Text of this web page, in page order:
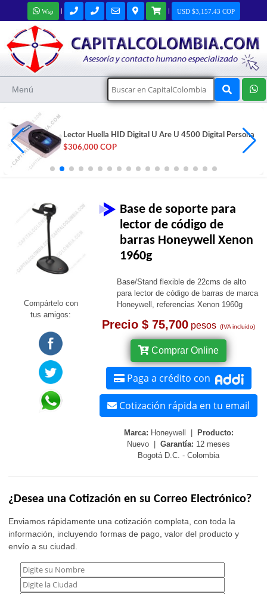
Wsp | | USD $3,157.43 COP
Menú
Lector código barras inalambrico 2D/1D con base STAR-
$284,500 COP
Compártelo con
tus amigos:
Base de soporte para
lector de código de
barras Honeywell Xenon
1960g
Base/Stand flexible de 22cms de alto
para lector de código de barras de marca
Honeywell, referencias Xenon 1960g
Precio $ 75,700 pesos (IVA incluido)
Comprar Online
Paga a crédito con
Cotización rápida en tu email
Marca: Honeywell |
Producto:
Nuevo |Garantía: 12 meses
Bogotá D.C. - Colombia
¿Desea una Cotización en su Correo Electrónico?
Enviamos rápidamente una cotización completa, con toda la
información, incluyendo formas de pago, valor del producto y
envío a su ciudad.